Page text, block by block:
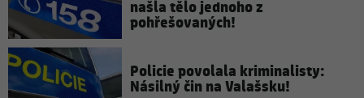
našla tělo jednoho z
pohřešovaných!
Policie povolala kriminalisty:
Násilný čin na Valašsku!